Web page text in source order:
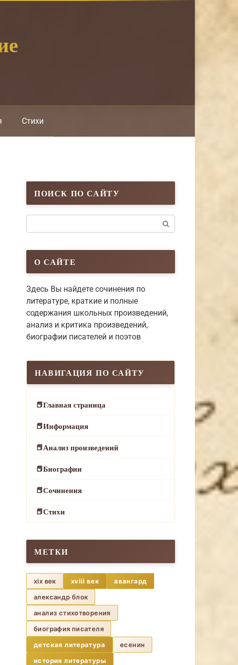
Стихи
ПОИСК ПО САЙТУ
О САЙТЕ
Здесь Вы найдете сочинения по
литературе, краткие и полные
содержания школьных произведений,
анализ и критика произведений,
биографии писателей и поэтов
НАВИГАЦИЯ ПО САЙТУ
Главная страница
Информация
Анализ произведений
Биографии
Сочинения
Стихи
МЕТКИ
xix век xviii век
авангард
александр блок
анализ стихотворения
биография писателя
детская литература
есенин
история литературы